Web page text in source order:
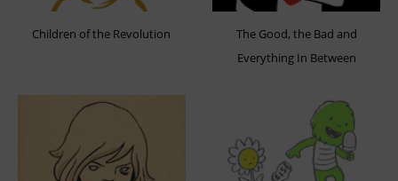
Children of the Revolution
The Good, the Bad and
Everything In Between